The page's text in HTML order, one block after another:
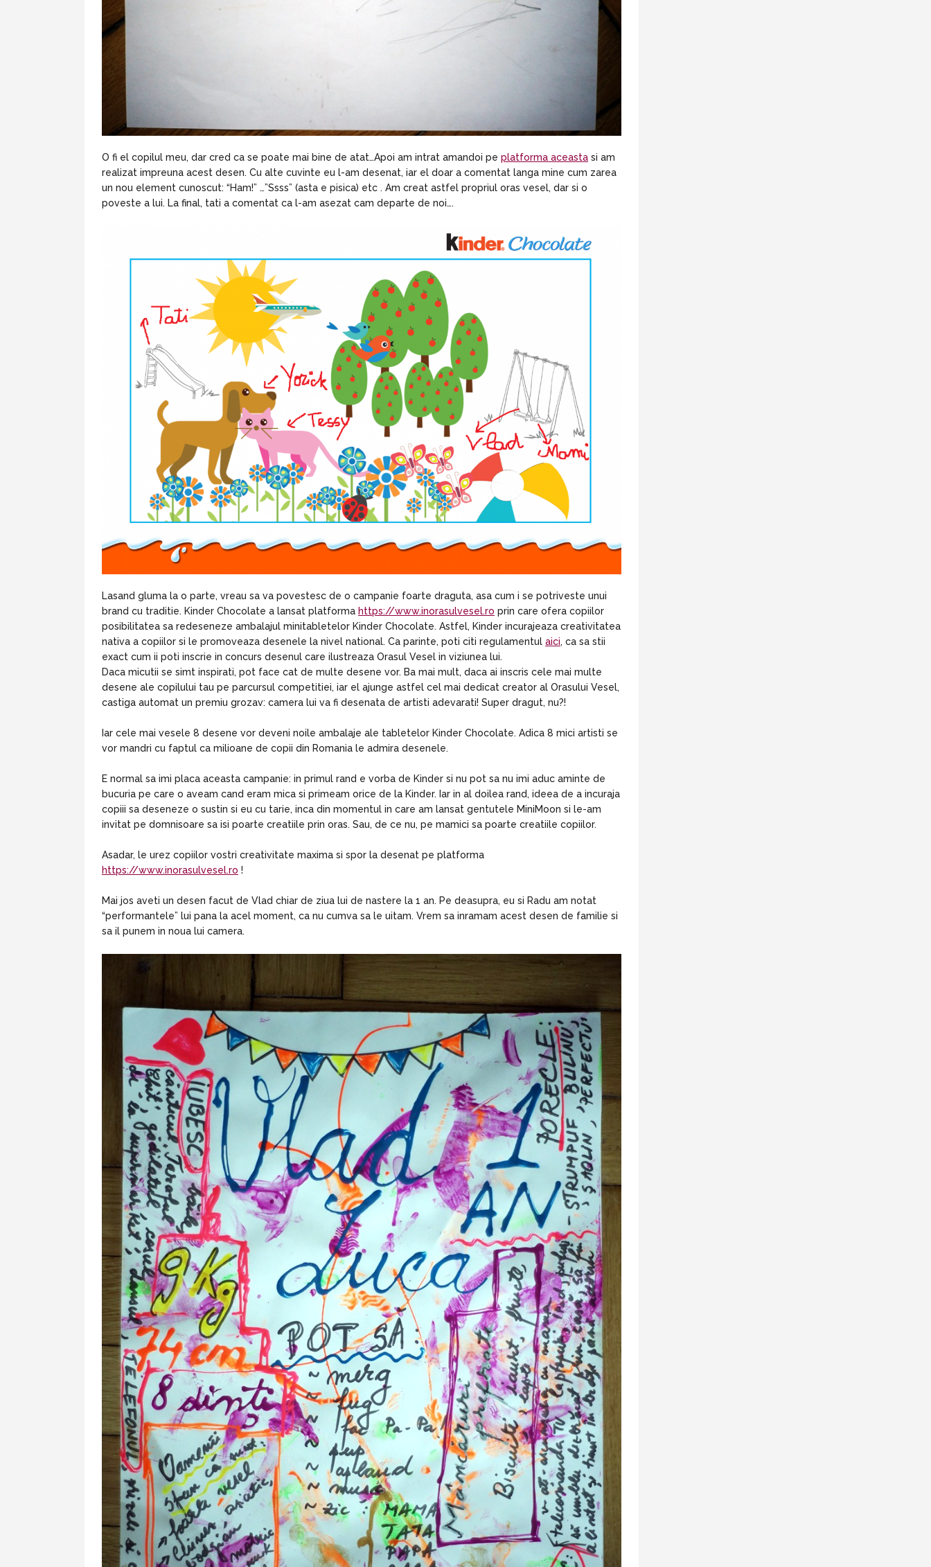
O fi el copilul meu, dar cred ca se poate mai bine de atat…Apoi am intrat amandoi pe platforma aceasta si am
realizat impreuna acest desen. Cu alte cuvinte eu l-am desenat, iar el doar a comentat langa mine cum zarea
un nou element cunoscut: “Ham!” …”Ssss” (asta e pisica) etc . Am creat astfel propriul oras vesel, dar si o
poveste a lui. La final, tati a comentat ca l-am asezat cam departe de noi….
Lasand gluma la o parte, vreau sa va povestesc de o campanie foarte draguta, asa cum i se potriveste unui
brand cu traditie. Kinder Chocolate a lansat platforma https://www.inorasulvesel.ro prin care ofera copiilor
posibilitatea sa redeseneze ambalajul minitabletelor Kinder Chocolate. Astfel, Kinder incurajeaza creativitatea
nativa a copiilor si le promoveaza desenele la nivel national. Ca parinte, poti citi regulamentul aici, ca sa stii
exact cum ii poti inscrie in concurs desenul care ilustreaza Orasul Vesel in viziunea lui.
Daca micutii se simt inspirati, pot face cat de multe desene vor. Ba mai mult, daca ai inscris cele mai multe
desene ale copilului tau pe parcursul competitiei, iar el ajunge astfel cel mai dedicat creator al Orasului Vesel,
castiga automat un premiu grozav: camera lui va fi desenata de artisti adevarati! Super dragut, nu?!
Iar cele mai vesele 8 desene vor deveni noile ambalaje ale tabletelor Kinder Chocolate. Adica 8 mici artisti se
vor mandri cu faptul ca milioane de copii din Romania le admira desenele.
E normal sa imi placa aceasta campanie: in primul rand e vorba de Kinder si nu pot sa nu imi aduc aminte de
bucuria pe care o aveam cand eram mica si primeam orice de la Kinder. Iar in al doilea rand, ideea de a incuraja
copiii sa deseneze o sustin si eu cu tarie, inca din momentul in care am lansat gentutele MiniMoon si le-am
invitat pe domnisoare sa isi poarte creatiile prin oras. Sau, de ce nu, pe mamici sa poarte creatiile copiilor.
Asadar, le urez copiilor vostri creativitate maxima si spor la desenat pe platforma
https://www.inorasulvesel.ro !
Mai jos aveti un desen facut de Vlad chiar de ziua lui de nastere la 1 an. Pe deasupra, eu si Radu am notat
“performantele” lui pana la acel moment, ca nu cumva sa le uitam. Vrem sa inramam acest desen de familie si
sa il punem in noua lui camera.